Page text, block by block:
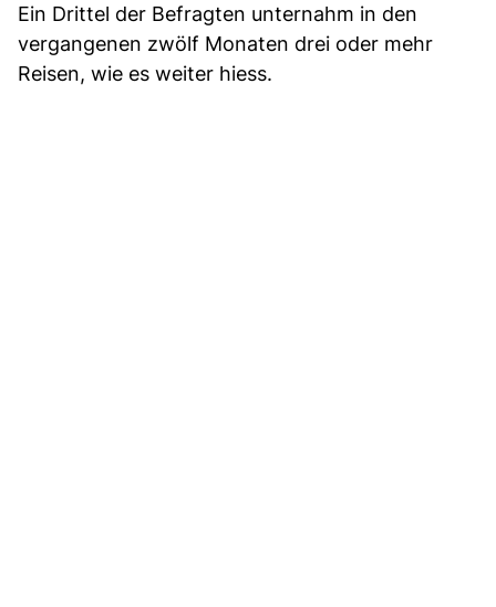
Ein Drittel der Befragten unternahm in den
vergangenen zwölf Monaten drei oder mehr
Reisen, wie es weiter hiess.